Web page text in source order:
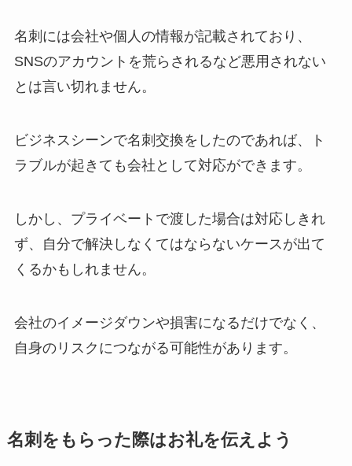
名刺には会社や個人の情報が記載されており、
SNSのアカウントを荒らされるなど悪用されない
とは言い切れません。
ビジネスシーンで名刺交換をしたのであれば、ト
ラブルが起きても会社として対応ができます。
しかし、プライベートで渡した場合は対応しきれ
ず、自分で解決しなくてはならないケースが出て
くるかもしれません。
会社のイメージダウンや損害になるだけでなく、
自身のリスクにつながる可能性があります。
名刺をもらった際はお礼を伝えよう